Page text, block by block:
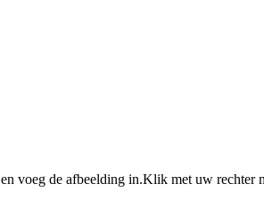
en voeg de afbeelding in.Klik met uw rechter